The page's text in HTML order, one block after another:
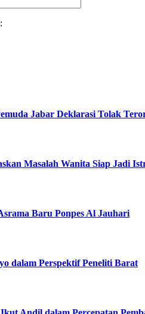
Jabar Deklarasi Tolak
Masalah Wanita Siap Jadi
Baru Ponpes Al Jauhari
dalam Perspektif Peneliti Barat